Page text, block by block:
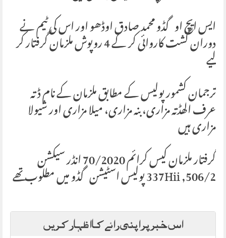
ایس ایچ او گڈو محمد صادق اوڈھو اور اس کی ٹیم نے
دوران گشت کاروائی کر کے 4 روپوش ملزمان گرفتار کر
لیے
ترجمان کشمور پولیس کے مطابق ملزمان کے نام ڈتہ
عرف الھڈتہ مزاری، بنہ مزاری، میلا مزاری اور شیولا
مزاری ہیں
گرفتار ملزمان کیس کرائم 70/2020 انڈر سیکشن
506/2, 337Hii پولیس اسٹیشن گڈو میں مطلوب تھے
اس خبر پر اپنی رائے کا اظہار کریں